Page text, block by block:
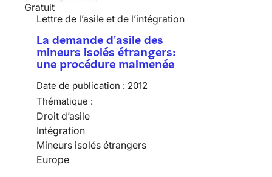
Gratuit
Lettre de l’asile et de l’intégration
La demande d'asile des
mineurs isolés étrangers:
une procédure malmenée
Date de publication : 2012
Thématique :
Droit d’asile
Intégration
Mineurs isolés étrangers
Europe